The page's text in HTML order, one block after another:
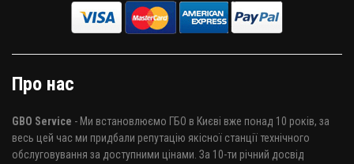
Про нас
GBO Service - Ми встановлюємо ГБО в Києві вже понад 10 років, за
весь цей час ми придбали репутацію якісної станції технічного
обслуговування за доступними цінами. За 10-ти річний досвід